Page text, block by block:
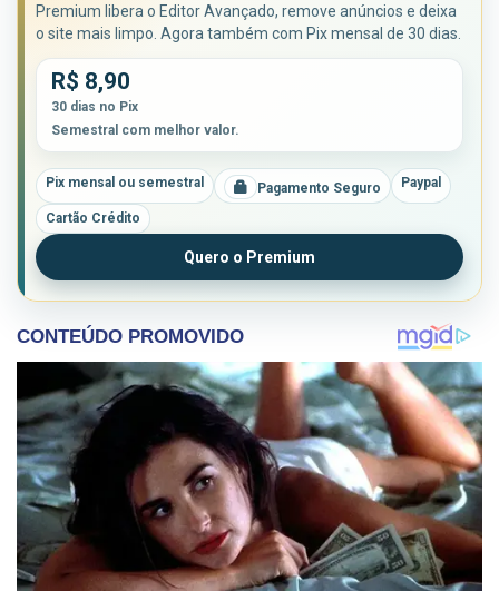
Premium libera o Editor Avançado, remove anúncios e deixa
o site mais limpo. Agora também com Pix mensal de 30 dias.
R$ 8,90
30 dias no Pix
Semestral com melhor valor.
Pix mensal ou semestral Pagamento Seguro Paypal
Cartão Crédito
Quero o Premium